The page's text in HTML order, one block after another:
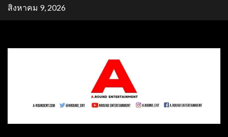
Skipสิงหาคม 9, 2026